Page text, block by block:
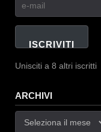
ISCRIVITI
Unisciti a 8 altri iscritti
ARCHIVI